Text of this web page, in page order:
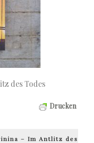
des Todes
Drucken
– Im Antlitz des